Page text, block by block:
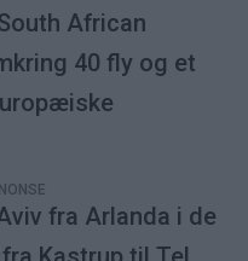
African
40 fly og et
fra Arlanda i de